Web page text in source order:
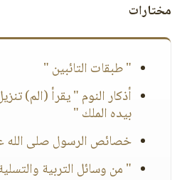
مختارات
" طبقات التائبين "
أذكار النوم " يقرأ (الم)
بيده الملك "
خصائص الرسول صلى الله
" من وسائل التربية